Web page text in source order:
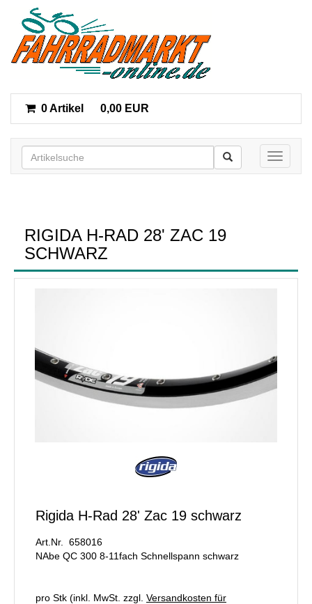
0 Artikel 0,00 EUR
Toggle
RIGIDA H-RAD 28' ZAC 19
SCHWARZ
Rigida H-Rad 28' Zac 19 schwarz
Art.Nr. 658016
NAbe QC 300 8-11fach Schnellspann schwarz
pro Stk (inkl. MwSt. zzgl. Versandkosten für